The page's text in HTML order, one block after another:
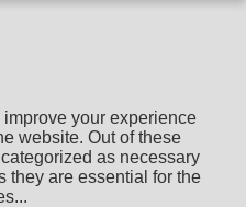
your experience
website. Out of these
as necessary
they are essential for the
...